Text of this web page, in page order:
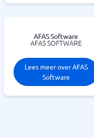
AFAS Software
AFAS SOFTWARE
Lees meer over AFAS
Software